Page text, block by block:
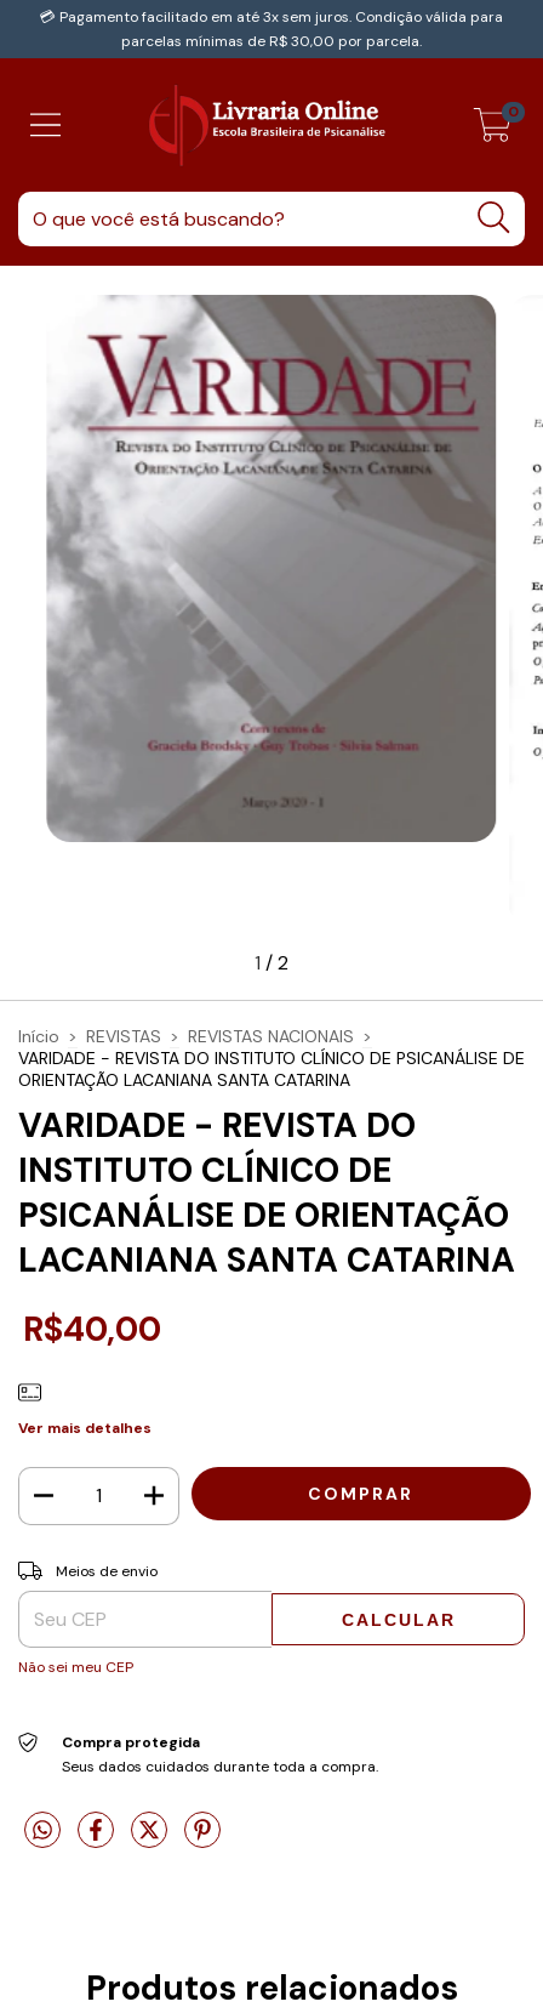
💳 Pagamento facilitado em até 3x sem juros. Condição válida para
parcelas mínimas de R$ 30,00 por parcela.
0
1 /2
Início > REVISTAS > REVISTAS NACIONAIS >
VARIDADE - REVISTA DO INSTITUTO CLÍNICO DE PSICANÁLISE DE
ORIENTAÇÃO LACANIANA SANTA CATARINA
VARIDADE - REVISTA DO
INSTITUTO CLÍNICO DE
PSICANÁLISE DE ORIENTAÇÃO
LACANIANA SANTA CATARINA
R$40,00
Ver mais detalhes
Entregas para o CEP:
Meios de envio
CALCULAR
Não sei meu CEP
Compra protegida
Seus dados cuidados durante toda a compra.
Produtos relacionados